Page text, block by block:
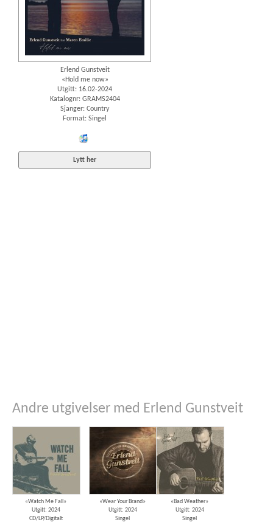
Erlend Gunstveit
«Hold me now»
Utgitt: 16.02-2024
Katalognr: GRAMS2404
Sjanger: Country
Format: Singel
Lytt her
Andre utgivelser med Erlend Gunstveit
«Watch Me Fall»
Utgitt: 2024
CD/LP/Digitalt
«Wear Your Brand»
Utgitt: 2024
Singel
«Bad Weather»
Utgitt: 2024
Singel